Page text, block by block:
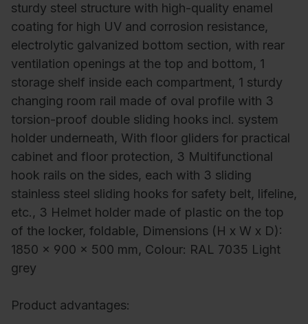
sturdy steel structure with high-quality enamel
coating for high UV and corrosion resistance,
electrolytic galvanized bottom section, with rear
ventilation openings at the top and bottom, 1
storage shelf inside each compartment, 1 sturdy
changing room rail made of oval profile with 3
torsion-proof double sliding hooks incl. system
holder underneath, With floor gliders for practical
cabinet and floor protection, 3 Multifunctional
hook rails on the sides, each with 3 sliding
stainless steel sliding hooks for safety belt, lifeline,
etc., 3 Helmet holder made of plastic on the top
of the locker, foldable, Dimensions (H x W x D):
1850 x 900 x 500 mm, Colour: RAL 7035 Light
grey
Product advantages: